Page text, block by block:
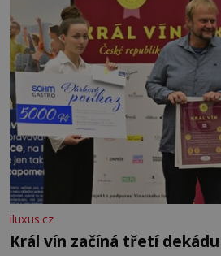
iluxus.cz
Král vín začíná třetí dekádu